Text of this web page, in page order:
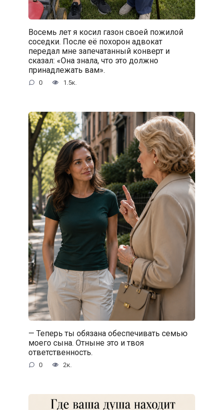
Восемь лет я косил газон своей пожилой
соседки. После её похорон адвокат
передал мне запечатанный конверт и
сказал: «Она знала, что это должно
принадлежать вам».
0 1.5к.
— Теперь ты обязана обеспечивать семью
моего сына. Отныне это и твоя
ответственность.
0 2к.